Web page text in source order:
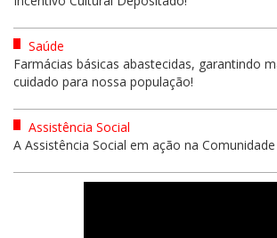
Saúde
Farmácias básicas abastecidas, garantindo
cuidado para nossa população!
Assistência Social
A Assistência Social em ação na